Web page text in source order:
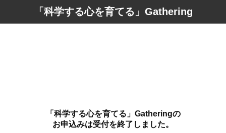
「科学する心を育てる」Gathering
「科学する心を育てる」Gatheringの
お申込みは受付を終了しました。